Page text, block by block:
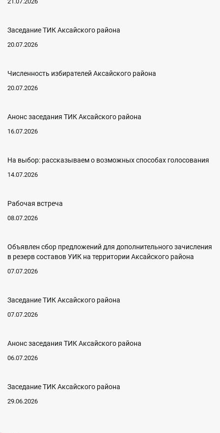
Заседание ТИК Аксайского района
20.07.2026
Численность избирателей Аксайского района
20.07.2026
Анонс заседания ТИК Аксайского района
16.07.2026
На выбор: рассказываем о возможных способах голосования
14.07.2026
Рабочая встреча
08.07.2026
Объявлен сбор предложений для дополнительного зачисления
в резерв составов УИК на территории Аксайского района
07.07.2026
Заседание ТИК Аксайского района
07.07.2026
Анонс заседания ТИК Аксайского района
06.07.2026
Заседание ТИК Аксайского района
29.06.2026